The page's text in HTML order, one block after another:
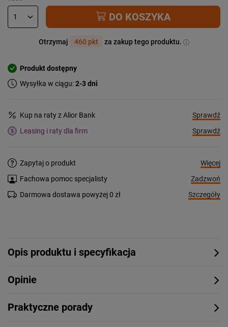
DO KOSZYKA
Otrzymaj 460 pkt za zakup tego produktu.
Produkt dostępny
Wysyłka w ciągu:2-3 dni
Kup na raty z Alior Bank
Sprawdź
Leasing i raty dla firm
Sprawdź
Zapytaj o produkt
Więcej
Fachowa pomoc specjalisty
Zadzwoń
Darmowa dostawa powyżej 0 zł
Szczegóły
Opis produktu i specyfikacja
Opinie
Praktyczne porady